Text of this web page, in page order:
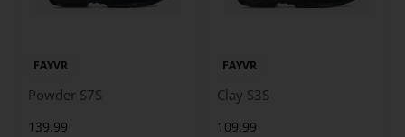
FAYVR
Powder S7S
139.99
FAYVR
Clay S3S
109.99